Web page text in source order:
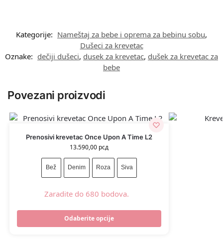
Kategorije: Nameštaj za bebe i oprema za bebinu sobu,
Dušeci za krevetac
Oznake: dečiji dušeci, dusek za krevetac, dušek za krevetac za
bebe
Povezani proizvodi
Prenosivi krevetac Once Upon A Time L2
13.590,00 рсд
Bež Denim Roza Siva
Zaradite do 680 bodova.
Odaberite opcije